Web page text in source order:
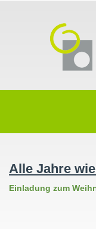
Alle Jahre
Einladung zum